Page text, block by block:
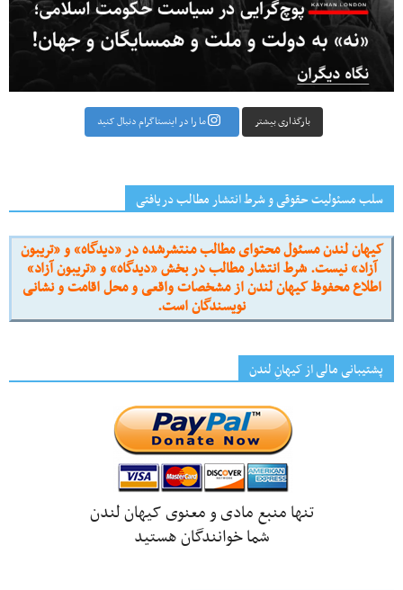
بارگذاری بیشتر ما را در اینستاگرام دنبال کنید
سلب مسئولیت حقوقی و شرط انتشار مطالب دریافتی
کیهان لندن مسئول محتوای مطالب منتشرشده در «دیدگاه» و «تریبون
آزاد» نیست. شرط انتشار مطالب در بخش «دیدگاه» و «تریبون آزاد»
اطلاع محفوظ کیهان لندن از مشخصات واقعی و محل اقامت و نشانی
نویسندگان است.
پشتیبانی مالی از کیهانِ لندن
تنها منبع مادی و معنوی کیهان لندن
شما خوانندگان هستید